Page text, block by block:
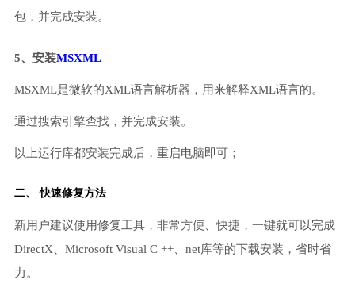
包，并完成安装。
5、安装MSXML
MSXML是微软的XML语言解析器，用来解释XML语言的。
通过搜索引擎查找，并完成安装。
以上运行库都安装完成后，重启电脑即可；
二、 快速修复方法
新用户建议使用修复工具，非常方便、快捷，一键就可以完成
DirectX、Microsoft Visual C ++、net库等的下载安装，省时省
力。